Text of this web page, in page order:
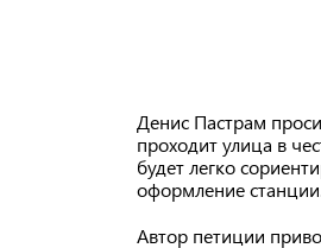
Денис Пастрам
проходит улица в
будет легко
оформление
Автор петиции